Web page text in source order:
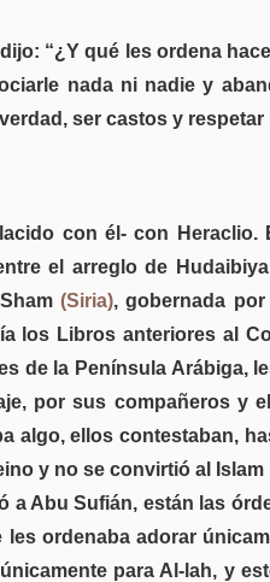
“¿Y qué les ordena
nada ni nadie y
ser castos y respetar
con él- con
el arreglo de
(Siria), gobernada
los Libros anteriores al
de la Península Arábiga,
por sus compañeros y
algo, ellos contestaban,
y no se convirtió al
Abu Sufián, están las
ordenaba adorar
para Al-lah, y